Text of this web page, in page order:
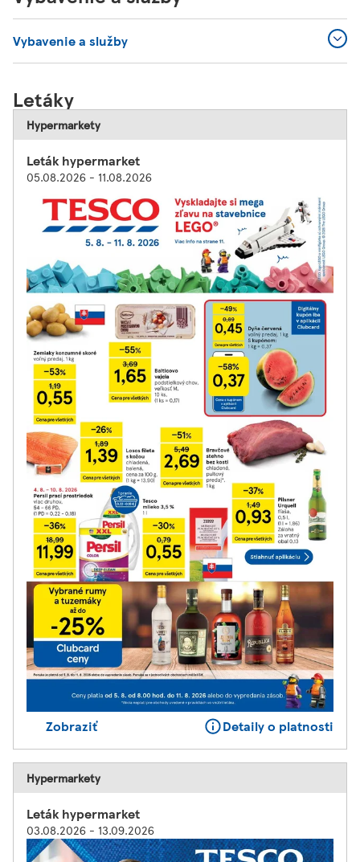
Vybavenie a služby
Letáky
Hypermarkety
Leták hypermarket
05.08.2026 - 11.08.2026
Zobraziť Detaily o platnosti
Hypermarkety
Leták hypermarket
03.08.2026 - 13.09.2026